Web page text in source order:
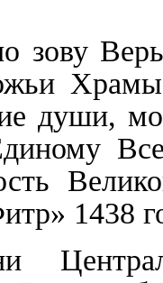
зову
души,
1438